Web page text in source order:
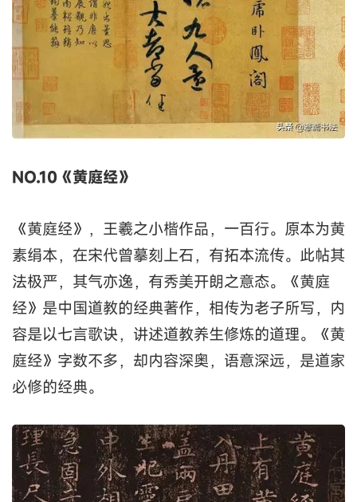
NO.10《黄庭经》
《黄庭经》，王羲之小楷作品，一百行。原本为黄
素绢本，在宋代曾摹刻上石，有拓本流传。此帖其
法极严，其气亦逸，有秀美开朗之意态。《黄庭
经》是中国道教的经典著作，相传为老子所写，内
容是以七言歌诀，讲述道教养生修炼的道理。《黄
庭经》字数不多，却内容深奥，语意深远，是道家
必修的经典。